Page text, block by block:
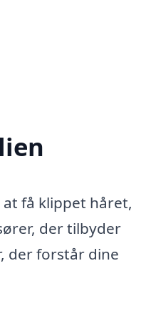
få klippet håret,
der tilbyder
der forstår dine